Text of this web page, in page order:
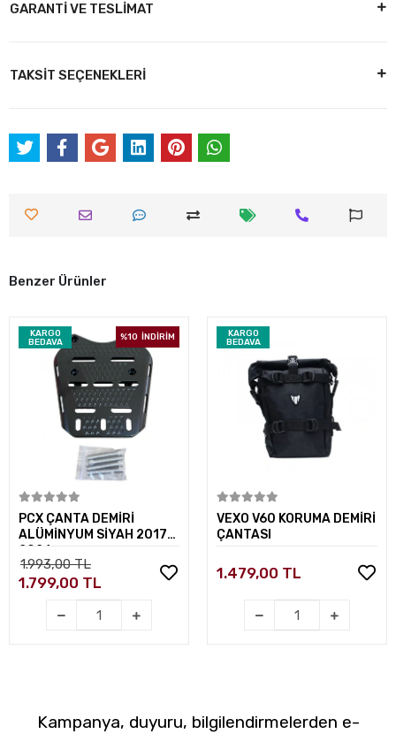
GARANTİ VE TESLİMAT
TAKSİT SEÇENEKLERİ
Benzer Ürünler
KARGO
BEDAVA
%10 İNDİRİM
Sepete Ekle
PCX ÇANTA DEMİRİ
ALÜMİNYUM SİYAH 2017-
2026
1.993,00 TL
1.799,00 TL
KARGO
BEDAVA
Sepete Ekle
VEXO V60 KORUMA DEMİRİ
ÇANTASI
1.479,00 TL
Kampanya, duyuru, bilgilendirmelerden e-